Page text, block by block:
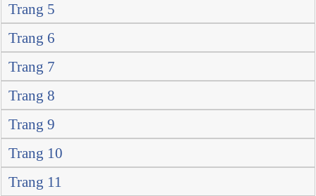
Trang 5
Trang 6
Trang 7
Trang 8
Trang 9
Trang 10
Trang 11